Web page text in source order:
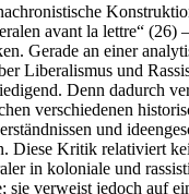
avant la lettre“ (26)
Gerade an einer
Liberalismus und
Denn dadurch
verschiedenen
und
Diese Kritik relativiert
in koloniale und
sie verweist jedoch auf